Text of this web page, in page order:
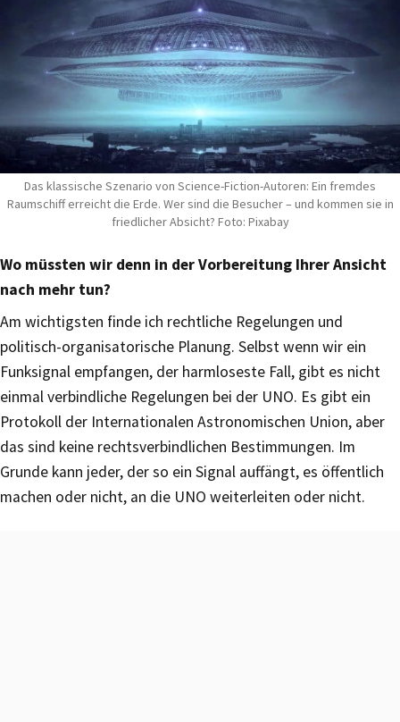
Das klassische Szenario von Science-Fiction-Autoren: Ein fremdes
Raumschiff erreicht die Erde. Wer sind die Besucher – und kommen sie in
friedlicher Absicht? Foto: Pixabay
Wo müssten wir denn in der Vorbereitung Ihrer Ansicht
nach mehr tun?
Am wichtigsten finde ich rechtliche Regelungen und
politisch-organisatorische Planung. Selbst wenn wir ein
Funksignal empfangen, der harmloseste Fall, gibt es nicht
einmal verbindliche Regelungen bei der UNO. Es gibt ein
Protokoll der Internationalen Astronomischen Union, aber
das sind keine rechtsverbindlichen Bestimmungen. Im
Grunde kann jeder, der so ein Signal auffängt, es öffentlich
machen oder nicht, an die UNO weiterleiten oder nicht.